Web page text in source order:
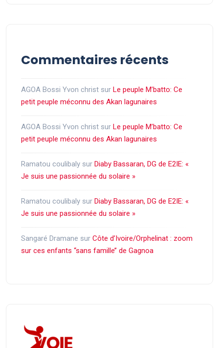
Commentaires récents
AGOA Bossi Yvon christ sur Le peuple M’batto: Ce
petit peuple méconnu des Akan lagunaires
AGOA Bossi Yvon christ sur Le peuple M’batto: Ce
petit peuple méconnu des Akan lagunaires
Ramatou coulibaly sur Diaby Bassaran, DG de E2IE: «
Je suis une passionnée du solaire »
Ramatou coulibaly sur Diaby Bassaran, DG de E2IE: «
Je suis une passionnée du solaire »
Sangaré Dramane sur Côte d’Ivoire/Orphelinat : zoom
sur ces enfants ‘‘sans famille’’ de Gagnoa